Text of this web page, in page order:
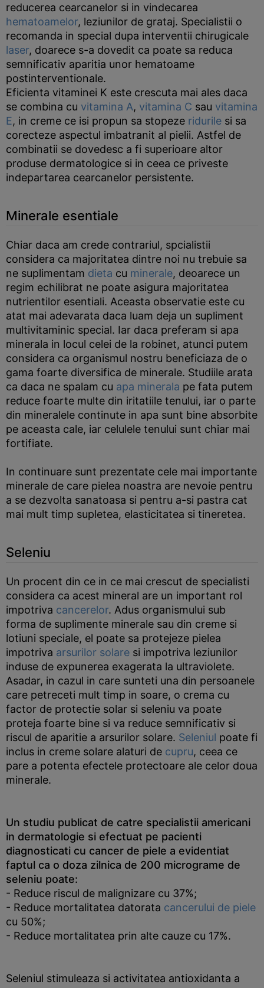
reducerea cearcanelor si in vindecarea
hematoamelor, leziunilor de grataj. Specialistii o
recomanda in special dupa interventii chirugicale
laser, doarece s-a dovedit ca poate sa reduca
semnificativ aparitia unor hematoame
postinterventionale.
Eficienta vitaminei K este crescuta mai ales daca
se combina cu vitamina A, vitamina C sau vitamina
E, in creme ce isi propun sa stopeze ridurile si sa
corecteze aspectul imbatranit al pielii. Astfel de
combinatii se dovedesc a fi superioare altor
produse dermatologice si in ceea ce priveste
indepartarea cearcanelor persistente.
Minerale esentiale
Chiar daca am crede contrariul, spcialistii
considera ca majoritatea dintre noi nu trebuie sa
ne suplimentam dieta cu minerale, deoarece un
regim echilibrat ne poate asigura majoritatea
nutrientilor esentiali. Aceasta observatie este cu
atat mai adevarata daca luam deja un supliment
multivitaminic special. Iar daca preferam si apa
minerala in locul celei de la robinet, atunci putem
considera ca organismul nostru beneficiaza de o
gama foarte diversifica de minerale. Studiile arata
ca daca ne spalam cu apa minerala pe fata putem
reduce foarte multe din iritatiile tenului, iar o parte
din mineralele continute in apa sunt bine absorbite
pe aceasta cale, iar celulele tenului sunt chiar mai
fortifiate.
In continuare sunt prezentate cele mai importante
minerale de care pielea noastra are nevoie pentru
a se dezvolta sanatoasa si pentru a-si pastra cat
mai mult timp supletea, elasticitatea si tineretea.
Seleniu
Un procent din ce in ce mai crescut de specialisti
considera ca acest mineral are un important rol
impotriva cancerelor. Adus organismului sub
forma de suplimente minerale sau din creme si
lotiuni speciale, el poate sa protejeze pielea
impotriva arsurilor solare si impotriva leziunilor
induse de expunerea exagerata la ultraviolete.
Asadar, in cazul in care sunteti una din persoanele
care petreceti mult timp in soare, o crema cu
factor de protectie solar si seleniu va poate
proteja foarte bine si va reduce semnificativ si
riscul de aparitie a arsurilor solare. Seleniul poate fi
inclus in creme solare alaturi de cupru, ceea ce
pare a potenta efectele protectoare ale celor doua
minerale.
Un studiu publicat de catre specialistii americani
in dermatologie si efectuat pe pacienti
diagnosticati cu cancer de piele a evidentiat
faptul ca o doza zilnica de 200 micrograme de
seleniu poate:
- Reduce riscul de malignizare cu 37%;
- Reduce mortalitatea datorata cancerului de piele
cu 50%;
- Reduce mortalitatea prin alte cauze cu 17%.
Seleniul stimuleaza si activitatea antioxidanta a